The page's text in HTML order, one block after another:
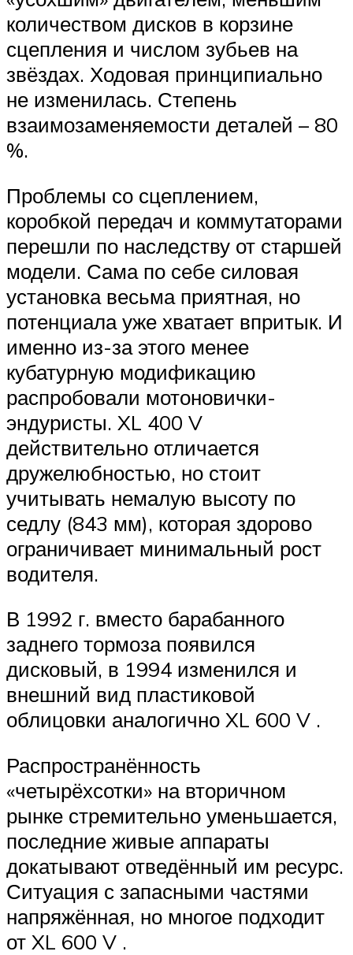
количеством дисков в корзине
сцепления и числом зубьев на
звёздах. Ходовая принципиально
не изменилась. Степень
взаимозаменяемости деталей – 80
%.
Проблемы со сцеплением,
коробкой передач и коммутаторами
перешли по наследству от старшей
модели. Сама по себе силовая
установка весьма приятная, но
потенциала уже хватает впритык. И
именно из-за этого менее
кубатурную модификацию
распробовали мотоновички-
эндуристы. XL 400 V
действительно отличается
дружелюбностью, но стоит
учитывать немалую высоту по
седлу (843 мм), которая здорово
ограничивает минимальный рост
водителя.
В 1992 г. вместо барабанного
заднего тормоза появился
дисковый, в 1994 изменился и
внешний вид пластиковой
облицовки аналогично XL 600 V .
Распространённость
«четырёхсотки» на вторичном
рынке стремительно уменьшается,
последние живые аппараты
докатывают отведённый им ресурс.
Ситуация с запасными частями
напряжённая, но многое подходит
от XL 600 V .